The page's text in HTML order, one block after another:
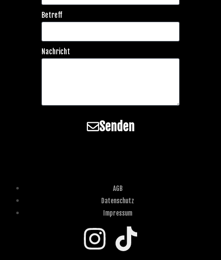
Betreff
Nachricht
Senden
AGB
Datenschutz
Impressum